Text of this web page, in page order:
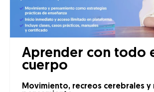
Aprender con todo
cuerpo
Movimiento, recreos cerebrales y